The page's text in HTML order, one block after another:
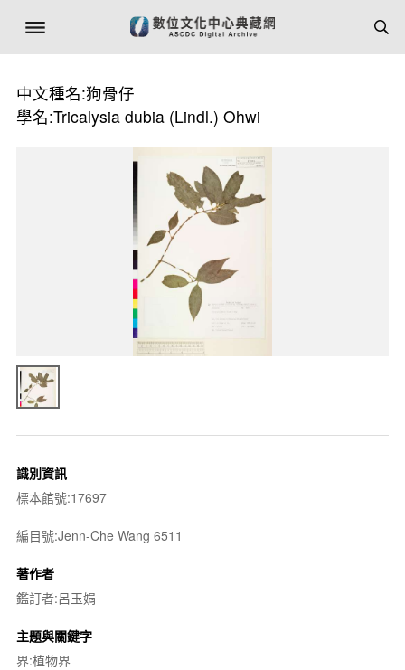
中文種名:狗骨仔
學名:Tricalysia dubia (Lindl.) Ohwi
識別資訊
標本館號:17697
編目號:Jenn-Che Wang 6511
著作者
鑑訂者:呂玉娟
主題與關鍵字
界:植物界